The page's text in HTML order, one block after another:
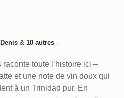
Denis & 10 autres ↓
toute l’histoire ici –
et une note de vin doux qui
à un Trinidad pur. En